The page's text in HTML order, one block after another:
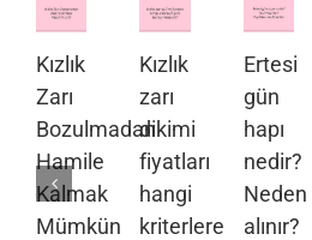
Kızlık
Zarı
Bozulmadan
Hamile
Kalmak
Mümkün
Kızlık
zarı
dikimi
fiyatları
hangi
kriterlere
Ertesi
gün
hapı
nedir?
Neden
alınır?